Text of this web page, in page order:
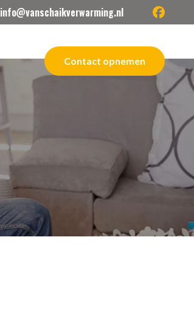
info@vanschaikverwarming.nl facebook
Contact opnemen